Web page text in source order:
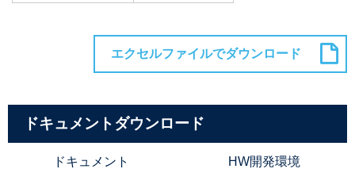
ドキュメントダウンロード
ドキュメント HW開発環境